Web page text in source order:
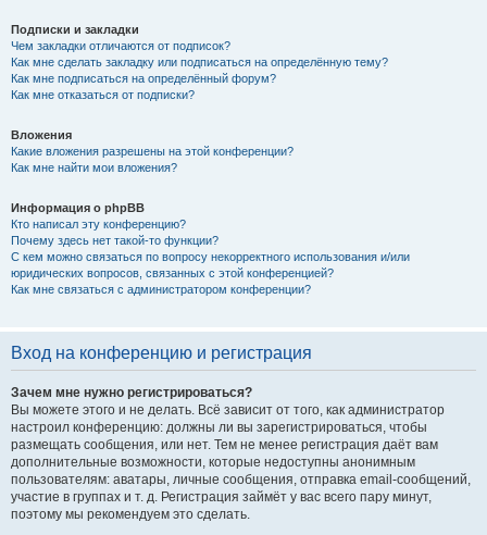
Подписки и закладки
Чем закладки отличаются от подписок?
Как мне сделать закладку или подписаться на определённую тему?
Как мне подписаться на определённый форум?
Как мне отказаться от подписки?
Вложения
Какие вложения разрешены на этой конференции?
Как мне найти мои вложения?
Информация о phpBB
Кто написал эту конференцию?
Почему здесь нет такой-то функции?
С кем можно связаться по вопросу некорректного использования и/или
юридических вопросов, связанных с этой конференцией?
Как мне связаться с администратором конференции?
Вход на конференцию и регистрация
Зачем мне нужно регистрироваться?
Вы можете этого и не делать. Всё зависит от того, как администратор
настроил конференцию: должны ли вы зарегистрироваться, чтобы
размещать сообщения, или нет. Тем не менее регистрация даёт вам
дополнительные возможности, которые недоступны анонимным
пользователям: аватары, личные сообщения, отправка email-сообщений,
участие в группах и т. д. Регистрация займёт у вас всего пару минут,
поэтому мы рекомендуем это сделать.